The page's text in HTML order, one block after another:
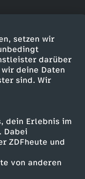
setzen wir
darüber
deine Daten
sind. Wir
dein Erlebnis im
Dabei
ZDFheute und
von anderen
Extra"-
Hannah
3
Doku
STORY
Lanz
in